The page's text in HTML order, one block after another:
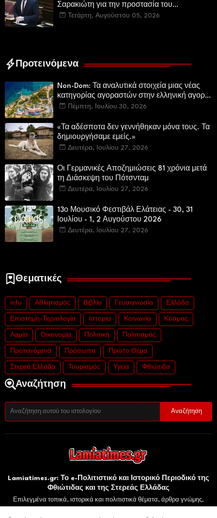
Σαρακιώτη για την προστασία του
εμβληματικού φυσικού και ιστορικού
Τετάρτη, Αυγούστου 05, 2026
Προτεινόμενα
Non-Dom: Τα αναλυτικά στοιχεία μιας νέας
κατηγορίας αγοραστών στην ελληνική αγορά
πολυτελών κατοικιών
Πέμπτη, Ιουλίου 30, 2026
«Τα αδέσποτα δεν γεννήθηκαν μόνα τους. Τα
δημιουργήσαμε εμείς.»
Δευτέρα, Ιουλίου 27, 2026
Οι Γερμανικές Αποζημιώσεις 81 χρόνια μετά
τη Διάσκεψη του Πότσνταμ
Δευτέρα, Ιουλίου 27, 2026
13ο Μουσικό Φεστιβάλ Ελάτειας - 30, 31
Ιουλίου - 1, 2 Αυγούστου 2026
Δευτέρα, Ιουλίου 27, 2026
Θεματικές
info Αθλητισμός Βιβλίο Γευσιγνωσία Ελλάδα
Επιστήμη-Τεχνολογία Ιστορία Κοινωνία Κόσμος
Λαμία Οικονομία Πολιτική Πολιτισμός
Προτεινόμενα Πρόσωπα Πρώτο Θέμα
Στερεά Ελλάδα Τουρισμός Υγεία Φθιώτιδα
Αναζήτηση
Lamiatimes.gr: Το e-Πολιτιστικό και Ιστορικό Περιοδικό της
Φθιώτιδας και της Στερεάς Ελλάδας
Επιλεγμένα τοπικά, ιστορικά και πολιτιστικά θέματα, άρθρα γνώμης,